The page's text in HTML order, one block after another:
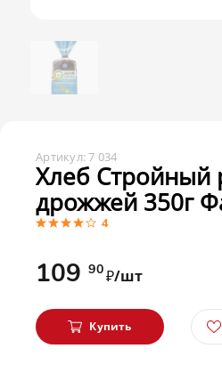
Артикул:7 034
Хлеб Стройный
дрожжей 350г
4
109 90₽/шт
Купить